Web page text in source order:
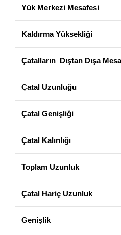
Yük Merkezi Mesafesi
Kaldırma Yüksekliği
Çatalların Dıştan Dışa
Çatal Uzunluğu
Çatal Genişliği
Çatal Kalınlığı
Toplam Uzunluk
Çatal Hariç Uzunluk
Genişlik